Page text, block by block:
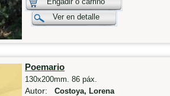
Ver en detalle
Poemario
130x200mm. 86 páx.
Autor: Costoya, Lorena